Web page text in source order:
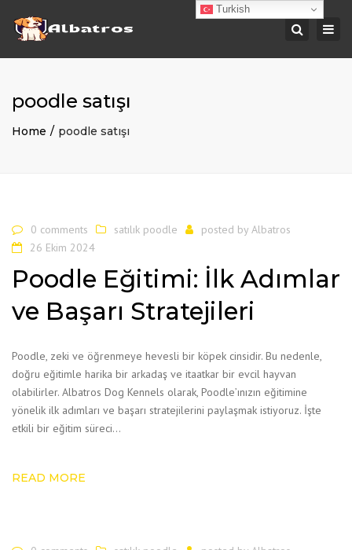
Search
poodle satışı
Home poodle satışı
0 comments satılık poodle posted by Albatros
26 Ekim 2024
Poodle Eğitimi: İlk Adımlar
ve Başarı Stratejileri
Poodle, zeki ve öğrenmeye hevesli bir köpek cinsidir. Bu nedenle,
doğru eğitimle harika bir arkadaş ve itaatkar bir evcil hayvan
olabilirler. Albatros Dog Kennels olarak, Poodle’ınızın eğitimine
yönelik ilk adımları ve başarı stratejilerini paylaşmak istiyoruz. İşte
etkili bir eğitim süreci…
READ MORE
Turkish